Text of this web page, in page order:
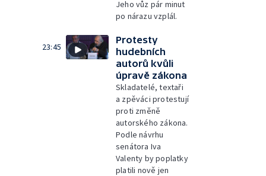
Jeho vůz pár minut
po nárazu vzplál.
23:45
Protesty
hudebních
autorů kvůli
úpravě zákona
Skladatelé, textaři
a zpěváci protestují
proti změně
autorského zákona.
Podle návrhu
senátora Iva
Valenty by poplatky
platili nově jen